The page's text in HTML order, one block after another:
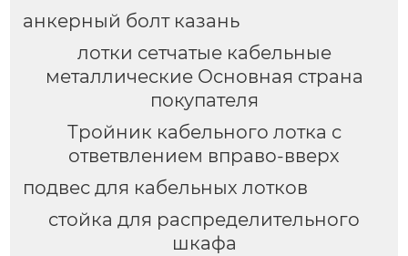
анкерный болт казань
лотки сетчатые кабельные
металлические Основная страна
покупателя
Тройник кабельного лотка с
ответвлением вправо-вверх
подвес для кабельных лотков
стойка для распределительного
шкафа